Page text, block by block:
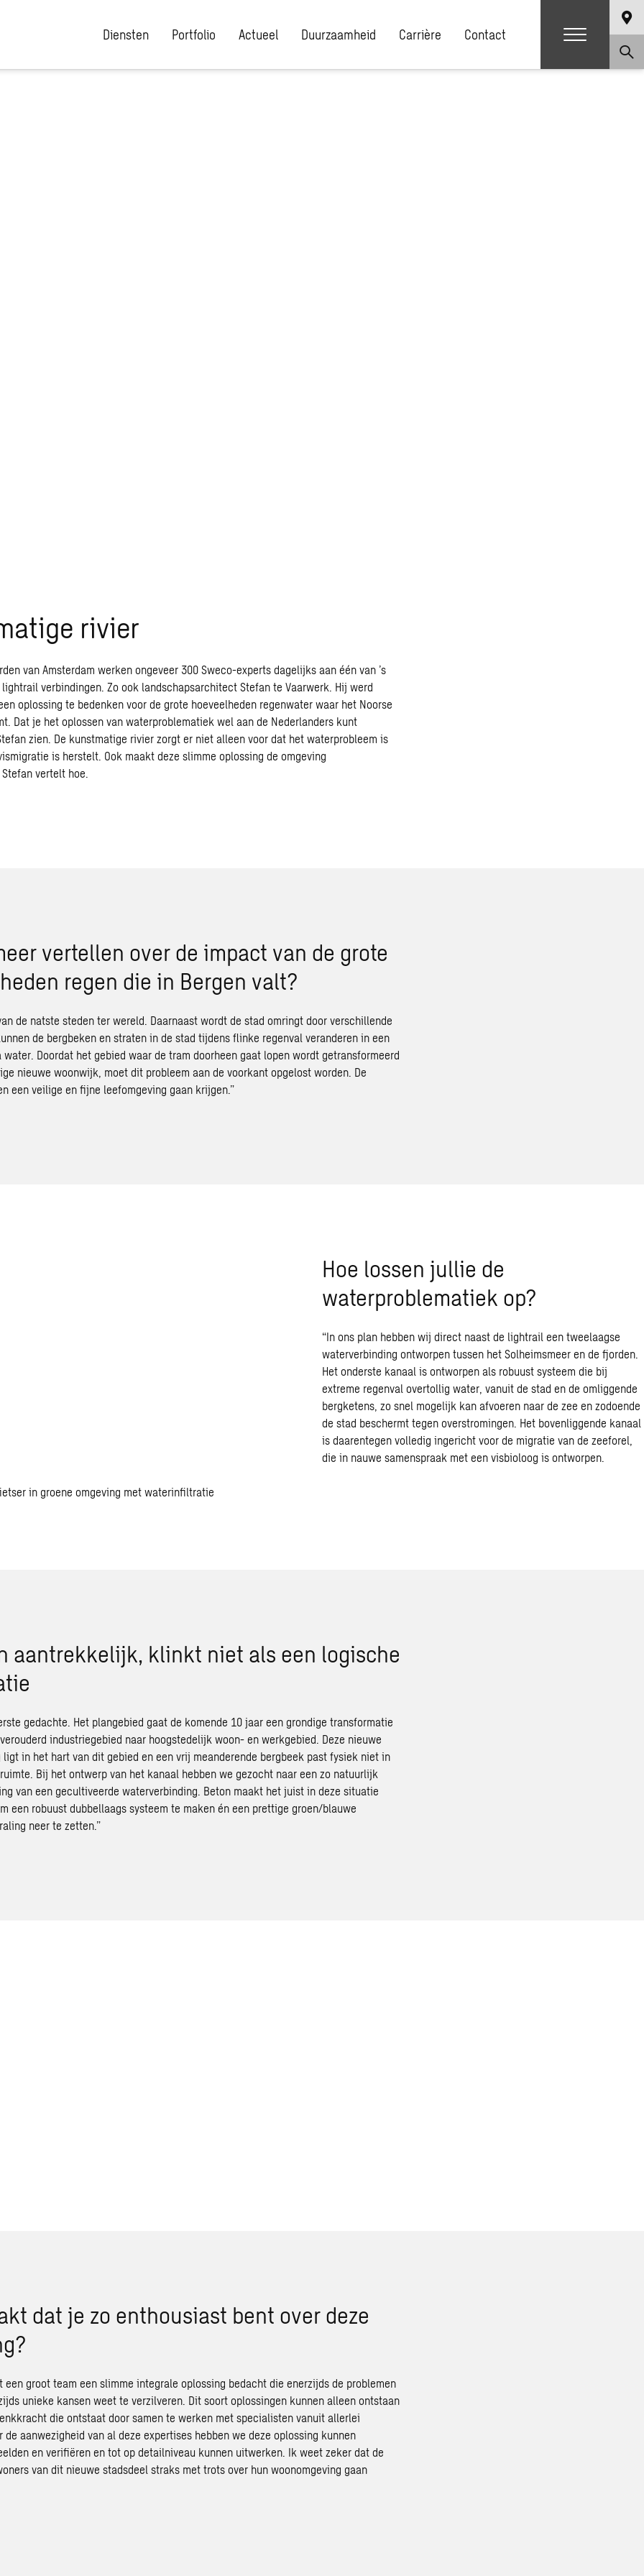
Diensten Portfolio Actueel Duurzaamheid Carrière Contact
rivier
van Amsterdam werken ongeveer 300 Sweco-experts dagelijks aan één van ’s
verbindingen. Zo ook landschapsarchitect Stefan te Vaarwerk. Hij werd
oplossing te bedenken voor de grote hoeveelheden regenwater waar het Noorse
Dat je het oplossen van waterproblematiek wel aan de Nederlanders kunt
zien. De kunstmatige rivier zorgt er niet alleen voor dat het waterprobleem is
is herstelt. Ook maakt deze slimme oplossing de omgeving
vertelt hoe.
vertellen over de impact van de grote
regen die in Bergen valt?
de natste steden ter wereld. Daarnaast wordt de stad omringt door verschillende
de bergbeken en straten in de stad tijdens flinke regenval veranderen in een
water. Doordat het gebied waar de tram doorheen gaat lopen wordt getransformeerd
nieuwe woonwijk, moet dit probleem aan de voorkant opgelost worden. De
een veilige en fijne leefomgeving gaan krijgen.”
Hoe lossen jullie de
waterproblematiek op?
“In ons plan hebben wij direct naast de lightrail een tweelaagse
waterverbinding ontworpen tussen het Solheimsmeer en de fjorden.
Het onderste kanaal is ontworpen als robuust systeem die bij
extreme regenval overtollig water, vanuit de stad en de omliggende
bergketens, zo snel mogelijk kan afvoeren naar de zee en zodoende
de stad beschermt tegen overstromingen. Het bovenliggende kanaal
is daarentegen volledig ingericht voor de migratie van de zeeforel,
die in nauwe samenspraak met een visbioloog is ontworpen.
aantrekkelijk, klinkt niet als een logische
gedachte. Het plangebied gaat de komende 10 jaar een grondige transformatie
industriegebied naar hoogstedelijk woon- en werkgebied. Deze nieuwe
in het hart van dit gebied en een vrij meanderende bergbeek past fysiek niet in
Bij het ontwerp van het kanaal hebben we gezocht naar een zo natuurlijk
van een gecultiveerde waterverbinding. Beton maakt het juist in deze situatie
een robuust dubbellaags systeem te maken én een prettige groen/blauwe
neer te zetten.”
dat je zo enthousiast bent over deze
een groot team een slimme integrale oplossing bedacht die enerzijds de problemen
unieke kansen weet te verzilveren. Dit soort oplossingen kunnen alleen ontstaan
die ontstaat door samen te werken met specialisten vanuit allerlei
de aanwezigheid van al deze expertises hebben we deze oplossing kunnen
en verifiëren en tot op detailniveau kunnen uitwerken. Ik weet zeker dat de
van dit nieuwe stadsdeel straks met trots over hun woonomgeving gaan